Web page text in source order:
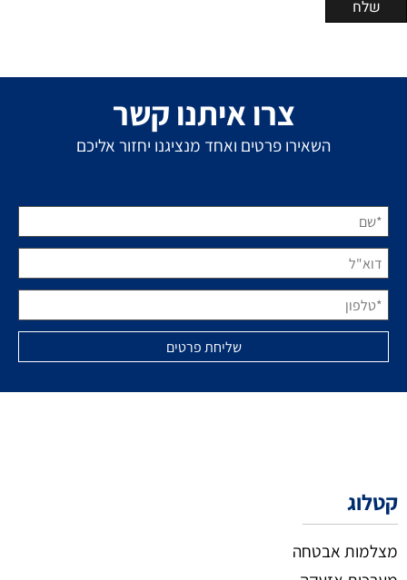
צרו איתנו קשר
השאירו פרטים ואחד מנציגנו יחזור אליכם
קטלוג
מצלמות אבטחה